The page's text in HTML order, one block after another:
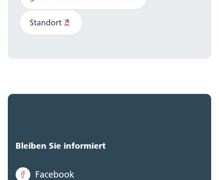
Standort
Bleiben Sie informiert
Facebook